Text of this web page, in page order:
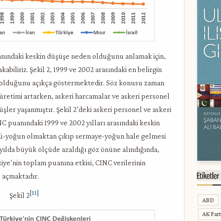
keskin düşüşe neden olduğunu anlamak için,
Şekil 2, 1999 ve 2002 arasındaki en belirgin
açıkça göstermektedir. Söz konusu zaman
artarken, askeri harcamalar ve askeri personel
yaşanmıştır. Şekil 2’deki askeri personel ve askeri
1999 ve 2002 yılları arasındaki keskin
yoğun olmaktan çıkıp sermaye-yoğun hale gelmesi
büyük ölçüde azaldığı göz önüne alındığında,
toplam puanına etkisi, CINC verilerinin
Şekil 2[11]
ABD
AK